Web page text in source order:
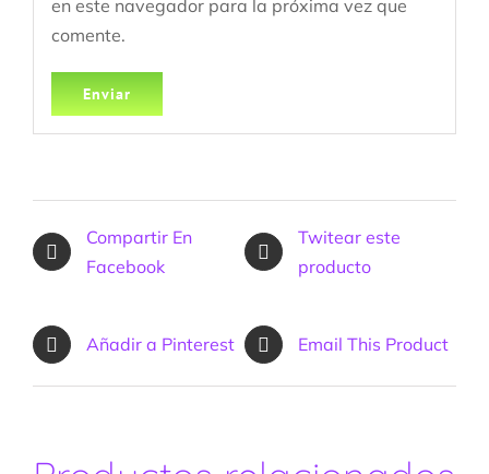
en este navegador para la próxima vez que
comente.
Compartir En
Facebook
Twitear este
producto
Añadir a Pinterest Email This Product